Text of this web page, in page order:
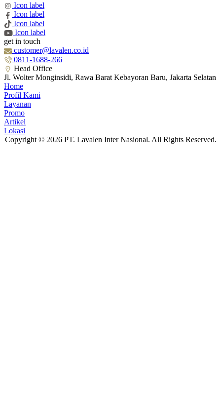
Icon label
Icon label
Icon label
Icon label
get in touch
customer@lavalen.co.id
0811-1688-266
Head Office
Jl. Wolter Monginsidi, Rawa Barat Kebayoran Baru, Jakarta Selatan
Home
Profil Kami
Layanan
Promo
Artikel
Lokasi
Copyright © 2026 PT. Lavalen Inter Nasional. All Rights Reserved.